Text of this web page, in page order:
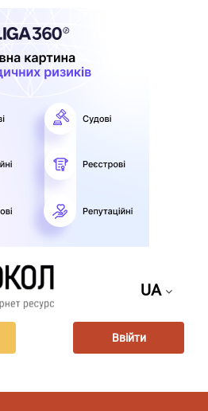
UA
Ввійти